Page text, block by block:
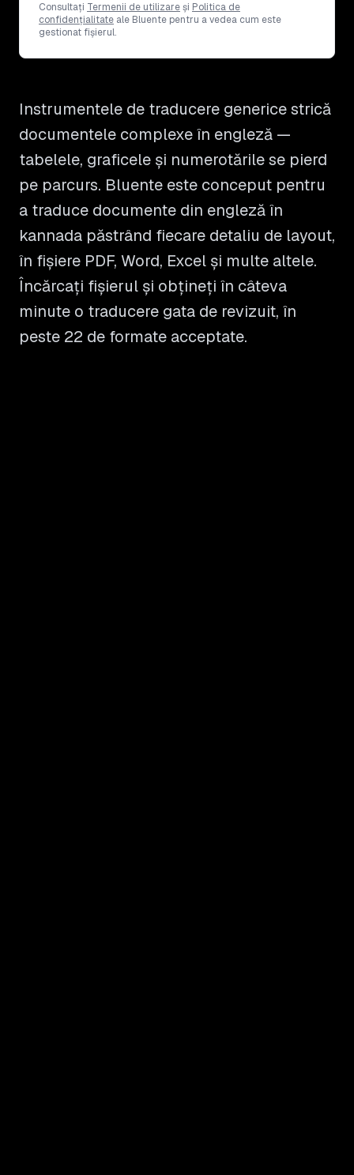
Consultați Termenii de utilizareși Politica de
confidențialitate ale Bluente pentru a vedea cum este
gestionat fișierul.
Instrumentele de traducere generice strică
documentele complexe în engleză —
tabelele, graficele și numerotările se pierd
pe parcurs. Bluente este conceput pentru
a traduce documente din engleză în
kannada păstrând fiecare detaliu de layout,
în fișiere PDF, Word, Excel și multe altele.
Încărcați fișierul și obțineți în câteva
minute o traducere gata de revizuit, în
peste 22 de formate acceptate.